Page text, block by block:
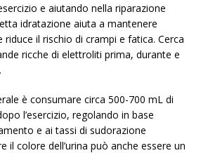
e aiutando nella riparazione
idratazione aiuta a mantenere
il rischio di crampi e fatica. Cerca
ricche di elettroliti prima, durante e
è consumare circa 500-700 mL di
l’esercizio, regolando in base
e ai tassi di sudorazione
il colore dell’urina può anche essere un